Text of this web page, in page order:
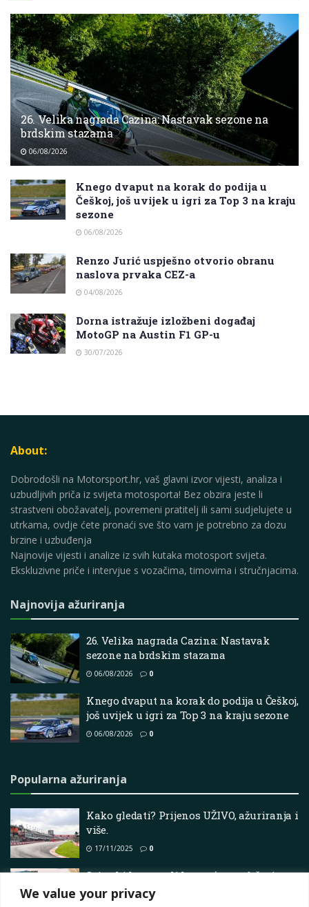
We value your privacy
26. Velika nagrada Cazina: Nastavak sezone na
brdskim stazama
06/08/2026
Knego dvaput na korak do podija u
Češkoj, još uvijek u igri za Top 3 na kraju
sezone
06/08/2026
Renzo Jurić uspješno otvorio obranu
naslova prvaka CEZ-a
04/08/2026
Dorna istražuje izložbeni događaj
MotoGP na Austin F1 GP-u
30/07/2026
About:
Dobrodošli na Motorsport.hr, vaš glavni izvor vijesti, analiza i
uzbudljivih priča iz svijeta motosporta! Bez obzira jeste li
strastveni obožavatelj, povremeni pratitelj ili sami sudjelujete u
utrkama, ovdje ćete pronaći sve što vam je potrebno za dozu
brzine i uzbuđenja
Najnovije vijesti i analize iz svih kutaka motosport svijeta.
Ekskluzivne priče i intervjue s vozačima, timovima i stručnjacima.
Najnovija ažuriranja
26. Velika nagrada Cazina: Nastavak
sezone na brdskim stazama
06/08/2026 0
Knego dvaput na korak do podija u Češkoj,
još uvijek u igri za Top 3 na kraju sezone
06/08/2026 0
Popularna ažuriranja
Kako gledati? Prijenos UŽIVO, ažuriranja i
više.
17/11/2025 0
Svjetski kup u reli krosu će se održati u
Jakarti